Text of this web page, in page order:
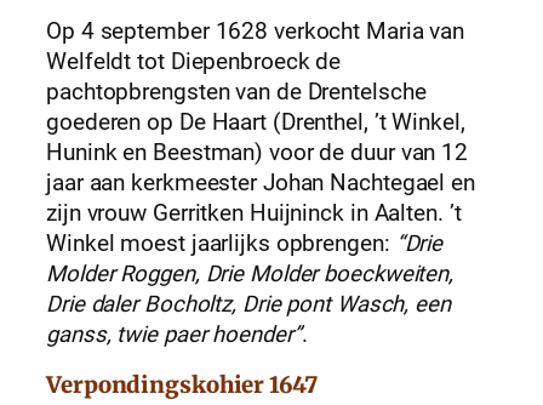
Op 4 september 1628 verkocht Maria van
Welfeldt tot Diepenbroeck de
pachtopbrengsten van de Drentelsche
goederen op De Haart (Drenthel, ’t Winkel,
Hunink en Beestman) voor de duur van 12
jaar aan kerkmeester Johan Nachtegael en
zijn vrouw Gerritken Huijninck in Aalten. ’t
Winkel moest jaarlijks opbrengen: “Drie
Molder Roggen, Drie Molder boeckweiten,
Drie daler Bocholtz, Drie pont Wasch, een
ganss, twie paer hoender”.
Verpondingskohier 1647